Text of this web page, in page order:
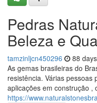
Pedras
Beleza e
tamzinljcn450296 88
As gemas brasileiras do
resistência. Várias
aplicações em construção ,
https://